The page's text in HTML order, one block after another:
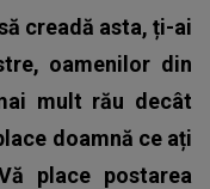
creadă asta, ți-ai
oamenilor din
mult rău decât
doamnă ce ați
place postarea